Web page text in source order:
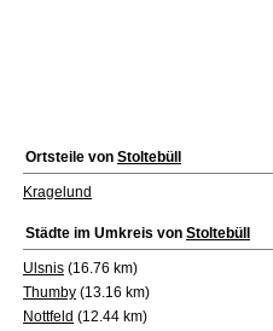
Ortsteile von Stoltebüll
Kragelund
Städte im Umkreis von Stoltebüll
Ulsnis (16.76 km)
Thumby (13.16 km)
Nottfeld (12.44 km)